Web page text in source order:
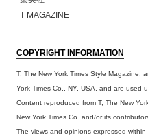
T MAGAZINE
COPYRIGHT INFORMATION
T, The New York Times Style Magazine,
York Times Co., NY, USA, and are used
Content reproduced from T, The New
New York Times Co. and/or its
The views and opinions expressed within